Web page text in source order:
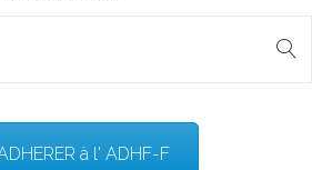
à l' ADHF-F